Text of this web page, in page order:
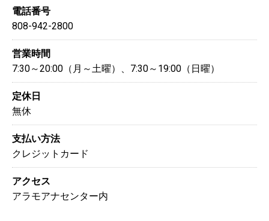
電話番号
808-942-2800
営業時間
7:30～20:00（月～土曜）、7:30～19:00（日曜）
定休日
無休
支払い方法
クレジットカード
アクセス
アラモアナセンター内